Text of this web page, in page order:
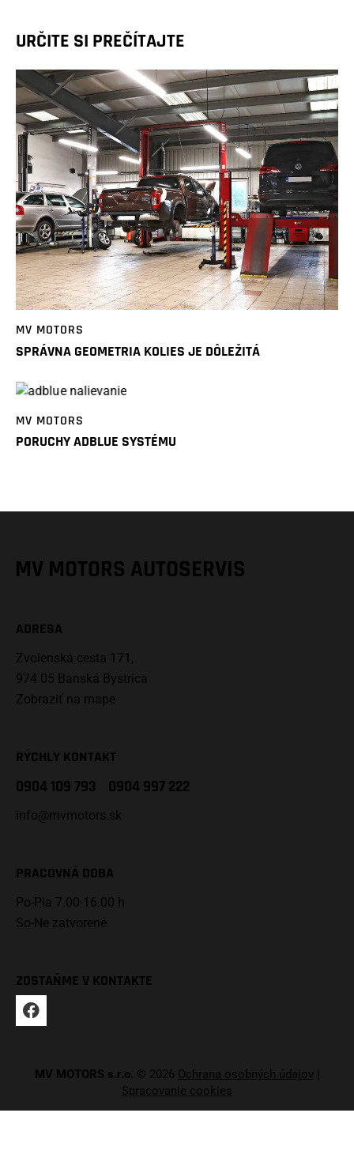
URČITE SI PREČÍTAJTE
MV MOTORS
SPRÁVNA GEOMETRIA KOLIES JE DÔLEŽITÁ
MV MOTORS
PORUCHY ADBLUE SYSTÉMU
MV MOTORS AUTOSERVIS
ADRESA
Zvolenská cesta 171,
974 05 Banská Bystrica
Zobraziť na mape
RÝCHLY KONTAKT
0904 109 793 0904 997 222
info@mvmotors.sk
PRACOVNÁ DOBA
Po-Pia 7.00-16.00 h
So-Ne zatvorené
ZOSTAŇME V KONTAKTE
MV MOTORS s.r.o. © 2026 Ochrana osobných údajov|
Spracovanie cookies